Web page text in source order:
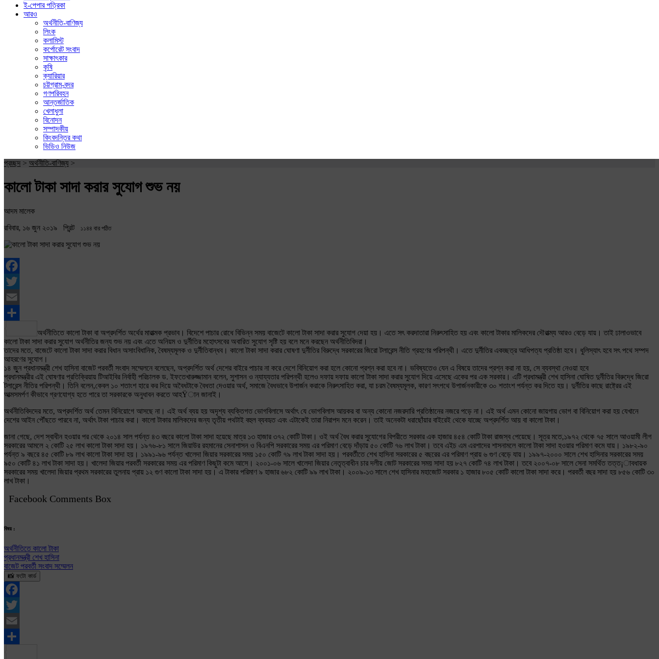
ই-পেপার পত্রিকা
আরও
অর্থনীতি-বাণিজ্য
লিংক
কলামিস্ট
কর্পোরেট সংবাদ
সাক্ষাৎকার
কৃষি
ক্যারিয়ার
চট্টগ্রাম-বন্দর
গণপরিবহন
আন্তর্জাতিক
খেলাধুলা
বিনোদন
সম্পাদকীয়
কিংবদন্তির কথা
ভিডিও নিউজ
প্রচ্ছদ > অর্থনীতি-বাণিজ্য >
কালো টাকা সাদা করার সুযোগ শুভ নয়
আদম মালেক
রবিবার, ১৬ জুন ২০১৯ প্রিন্ট ১১৪৪ বার পঠিত
Facebook
Twitter
Email
Share
অর্থনীতিতে কালো টাকা বা অপ্রদর্শিত অর্থের মারাত্মক প্রভাব। বিদেশে পাচার রোধে বিভিন্ন সময় বাজেটে কালো টাকা সাদা করার সুযোগ দেয়া হয়। এতে সৎ করদাতারা নিরুৎসাহিত হয় এবং কালো টাকার মালিকদের দৌরাত্ম্য আরও বেড়ে যায়। তাই ঢালাওভাবে
কালো টাকা সাদা করার সুযোগ অর্থনীতির জন্য শুভ নয় এবং এতে অনিয়ম ও দুর্নীতির মহোৎসবের অবারিত সুযোগ সৃষ্টি হয় বলে মনে করছেন অর্থনীতিবিদরা।
তাদের মতে, বাজেটে কালো টাকা সাদা করার বিধান অসাংবিধানিক, বৈষম্যমূলক ও দুর্নীতিবান্ধব। কালো টাকা সাদা করার ঘোষণা দুর্নীতির বিরুদ্ধে সরকারের জিরো টলারেন্স নীতি গ্রহণের পরিপন্থী। এতে দুর্নীতির একচ্ছত্র আধিপত্য প্রতিষ্ঠা হবে। ধুলিস্যাৎ হবে সৎ পথে সম্পদ
আহরণের সুযোগ।
১৪ জুুন প্রধানমন্ত্রী শেখ হাসিনা বাজেট পরবর্তী সংবাদ সম্মেলনে বলেছেন, অপ্রদর্শিত অর্থ দেশের বাইরে পাচার না করে দেশে বিনিয়োগ করা হলে কোনো প্রশ্ন করা হবে না। ভবিষ্যতেও যেন এ বিষয়ে তাদের প্রশ্ন করা না হয়, সে ব্যবস্থা নেওয়া হবে
প্রধানমন্ত্রীর এই ঘোষণার প্রতিক্রিয়ায় টিআইবির নির্বাহী পরিচালক ড. ইফতেখারুজ্জামান বলেন, সুশাসন ও ন্যায্যতার পরিপন্থী হলেও দফায় দফায় কালো টাকা সাদা করার সুযোগ দিয়ে এসেছে একের পর এক সরকার। এটি প্রধামন্ত্রী শেখ হাসিনা ঘোষিত দুর্নীতির বিরুদ্ধে জিরো
টলারেন্স নীতির পরিপন্থী। তিনি বলেন,কেবল ১০ শতাংশ হারে কর দিয়ে অবৈধটাকে বৈধতা দেওয়ার অর্থ, সমাজে বৈধভাবে উপার্জন করাকে নিরুৎসাহিত করা, যা চরম বৈষম্যমূলক, কারণ সৎপথে উপার্জনকারীকে ৩০ শতাংশ পর্যন্ত কর দিতে হয়। দুর্নীতির কাছে রাষ্ট্রের এই
আত্মসমর্পণ কীভাবে গ্রণযোগ্য হতে পারে তা সরকারকে অনুধাবন করতে আহŸান জানাই।
অর্থনীতিবিদদের মতে, অপ্রদর্শিত অর্থ তেমন বিনিয়োগে আসছে না। এই অর্থ ব্যয় হয় অদৃশ্য ব্যক্তিগত ভোগবিলাসে অর্থাৎ যে ভোগবিলাস আয়কর বা অন্য কোনো নজরদারি প্রতিষ্ঠানের নজরে পড়ে না। এই অর্থ এমন কোনো জায়গায় ভোগ বা বিনিয়োগ করা হয় যেখানে
দেশের আইন পৌঁছতে পারবে না, অর্থাৎ টাকা পাচার করা। কালো টাকার মালিকদের জন্য তৃতীয় পথটাই বহুল ব্যবহৃত এবং এটাকেই তারা নিরাপদ মনে করেন। তাই অনেকটা ধরাছোঁয়ার বাইরেই থেকে যাচ্ছে অপ্রদর্শিত আয় বা কালো টাকা।
জানা গেছে, দেশ স্বাধীন হওয়ার পর থেকে ২০১৪ সাল পর্যন্ত ৪৩ বছরে কালো টাকা সাদা হয়েছে মাত্র ১৩ হাজার ৩৭২ কোটি টাকা। ওই অর্থ বৈধ করার সুযোগের বিপরীতে সরকার এক হাজার ৪৫৪ কোটি টাকা রাজস্ব পেয়েছে। সূত্র মতে,১৯৭২ থেকে ৭৫ সালে আওয়ামী লীগ
সরকারের আমলে ২ কোটি ২৫ লাখ কালো টাকা সাদা হয়। ১৯৭৬-৮১ সালে জিয়াউর রহমানের সেনাশাসন ও বিএনপি সরকারের সময় এর পরিমাণ বেড়ে দাঁড়ায় ৫০ কোটি ৭৬ লাখ টাকা। তবে এইচ এম এরশাদের শাসনামলে কালো টাকা সাদা হওয়ার পরিমাণ কমে যায়। ১৯৮২-৯০
পর্যন্ত ৯ বছরে ৪৫ কোটি ৮৯ লাখ কালো টাকা সাদা হয়। ১৯৯১-৯৬ পর্যন্ত খালেদা জিয়ার সরকারের সময় ১৫০ কোটি ৭৯ লাখ টাকা সাদা হয়। পরবর্তীতে শেখ হাসিনা সরকারের ৫ বছরের এর পরিমাণ প্রায় ৬ গুণ বেড়ে যায়। ১৯৯৭-২০০০ সালে শেখ হাসিনার সরকারের সময়
৯৫০ কোটি ৪১ লাখ টাকা সাদা হয়। খালেদা জিয়ার পরবর্তী সরকারের সময় এর পরিমাণ কিছুটা কমে আসে। ২০০১-০৬ সালে খালেদা জিয়ার নেতৃত্বাধীন চার দলীয় জোট সরকারের সময় সাদা হয় ৮২৭ কোটি ৭৪ লাখ টাকা। তবে ২০০৭-০৮ সালে সেনা সমর্থিত তত্ত¡াবধায়ক
সরকারের সময় খালেদা জিয়ার প্রথম সরকারের তুলনায় প্রায় ১২ গুণ কালো টাকা সাদা হয়। এ টাকার পরিমাণ ৯ হাজার ৬৮২ কোটি ৯৯ লাখ টাকা। ২০০৯-১৩ সালে শেখ হাসিনার মহাজোট সরকার ১ হাজার ৮০৫ কোটি কালো টাকা সাদা করে। পরবর্তী বছর সাদা হয় ৮৫৬ কোটি ৩০
লাখ টাকা।
Facebook Comments Box
বিষয় :
অর্থনীতিতে কালো টাকা
প্রধানমন্ত্রী শেখ হাসিনা
বাজেট পরবর্তী সংবাদ সম্মেলন
📸 ফটো কার্ড
Facebook
Twitter
Email